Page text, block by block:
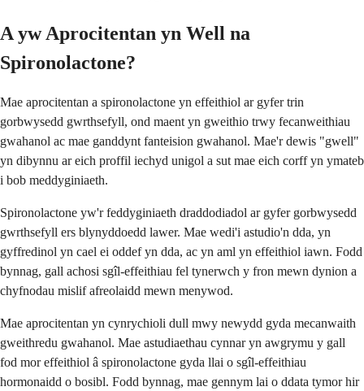
A yw Aprocitentan yn Well na
Spironolactone?
Mae aprocitentan a spironolactone yn effeithiol ar gyfer trin
gorbwysedd gwrthsefyll, ond maent yn gweithio trwy fecanweithiau
gwahanol ac mae ganddynt fanteision gwahanol. Mae'r dewis "gwell"
yn dibynnu ar eich proffil iechyd unigol a sut mae eich corff yn ymateb
i bob meddyginiaeth.
Spironolactone yw'r feddyginiaeth draddodiadol ar gyfer gorbwysedd
gwrthsefyll ers blynyddoedd lawer. Mae wedi'i astudio'n dda, yn
gyffredinol yn cael ei oddef yn dda, ac yn aml yn effeithiol iawn. Fodd
bynnag, gall achosi sgîl-effeithiau fel tynerwch y fron mewn dynion a
chyfnodau mislif afreolaidd mewn menywod.
Mae aprocitentan yn cynrychioli dull mwy newydd gyda mecanwaith
gweithredu gwahanol. Mae astudiaethau cynnar yn awgrymu y gall
fod mor effeithiol â spironolactone gyda llai o sgîl-effeithiau
hormonaidd o bosibl. Fodd bynnag, mae gennym lai o ddata tymor hir